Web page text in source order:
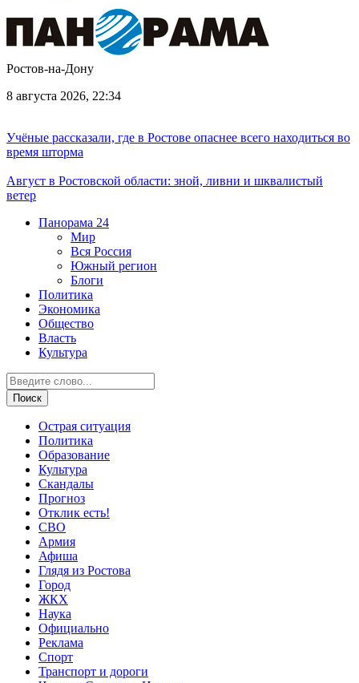
Ростов-на-Дону
8 августа 2026, 22:34
Учёные рассказали, где в Ростове опаснее всего находиться во
время шторма
Август в Ростовской области: зной, ливни и шквалистый
ветер
Панорама 24
Мир
Вся Россия
Южный регион
Блоги
Политика
Экономика
Общество
Власть
Культура
Острая ситуация
Политика
Образование
Культура
Скандалы
Прогноз
Отклик есть!
СВО
Армия
Афиша
Глядя из Ростова
Город
ЖКХ
Наука
Официально
Реклама
Спорт
Транспорт и дороги